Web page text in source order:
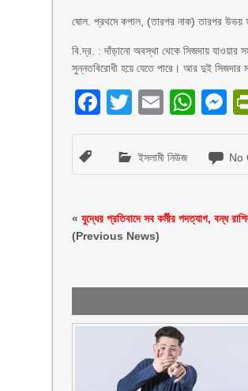
ষোল. প্রথমে কপাল, (তারপর নাক) তারপর উভয়
বি.দ্র. : দাঁড়ানো অবস্থা থেকে সিজদায় যাওয়ার
সুন্নতবিরোধী হয়ে যেতে পারে। আর দুই সিজদার
Facebook
Twitter
Email
ইসলামী নিউজ No
«যুদ্ধের প্রতিবাদে সব কর্মীর পদত্যাগ, বন্ধ
(Previous News)